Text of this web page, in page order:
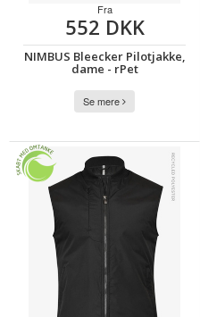
Fra
552 DKK
NIMBUS Bleecker Pilotjakke,
dame - rPet
Se mere